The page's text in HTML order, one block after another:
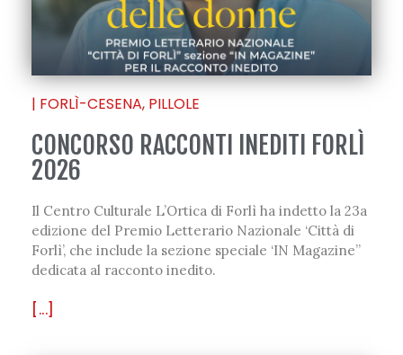
| FORLÌ-CESENA, PILLOLE
CONCORSO RACCONTI INEDITI FORLÌ
2026
Il Centro Culturale L’Ortica di Forlì ha indetto la 23a
edizione del Premio Letterario Nazionale ‘Città di
Forlì’, che include la sezione speciale ‘IN Magazine”
dedicata al racconto inedito.
[...]